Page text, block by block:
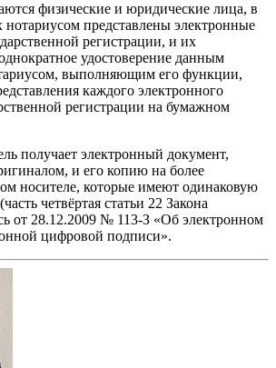
физические и юридические лица, в
представлены электронные
регистрации, и их
удостоверение данным
выполняющим его функции,
каждого электронного
регистрации на бумажном
получает электронный документ,
и его копию на более
носителе, которые имеют одинаковую
четвёртая статьи 22 Закона
от 28.12.2009 № 113-З «Об электронном
цифровой подписи».